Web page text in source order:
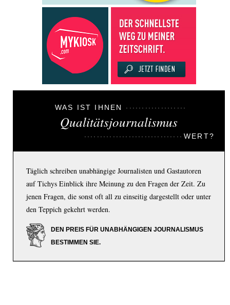
WAS IST IHNEN
Qualitätsjournalismus
WERT?
Täglich schreiben unabhängige Journalisten und Gastautoren
auf Tichys Einblick ihre Meinung zu den Fragen der Zeit. Zu
jenen Fragen, die sonst oft all zu einseitig dargestellt oder unter
den Teppich gekehrt werden.
DEN PREIS FÜR UNABHÄNGIGEN JOURNALISMUS
BESTIMMEN SIE.